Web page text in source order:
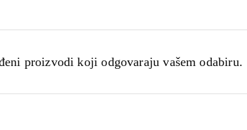
proizvodi koji odgovaraju vašem odabiru.